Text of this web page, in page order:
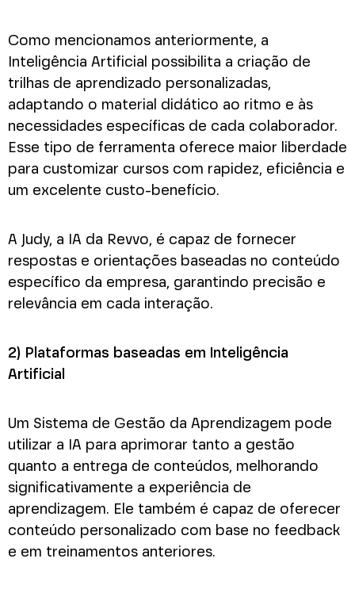
Como mencionamos anteriormente, a
Inteligência Artificial possibilita a criação de
trilhas de aprendizado personalizadas,
adaptando o material didático ao ritmo e às
necessidades específicas de cada colaborador.
Esse tipo de ferramenta oferece maior liberdade
para customizar cursos com rapidez, eficiência e
um excelente custo-benefício.
A Judy, a IA da Revvo, é capaz de fornecer
respostas e orientações baseadas no conteúdo
específico da empresa, garantindo precisão e
relevância em cada interação.
2) Plataformas baseadas em Inteligência
Artificial
Um Sistema de Gestão da Aprendizagem pode
utilizar a IA para aprimorar tanto a gestão
quanto a entrega de conteúdos, melhorando
significativamente a experiência de
aprendizagem. Ele também é capaz de oferecer
conteúdo personalizado com base no feedback
e em treinamentos anteriores.